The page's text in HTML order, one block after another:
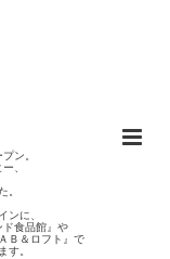
ン。
、
。
インに、
ド食品館』や
Ｂ＆ロフト』で
す。